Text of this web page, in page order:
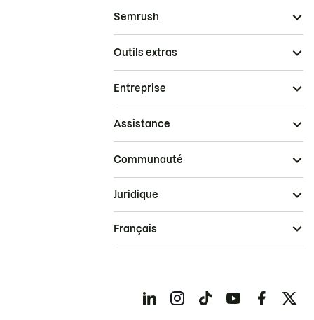
Semrush
Outils extras
Entreprise
Assistance
Communauté
Juridique
Français